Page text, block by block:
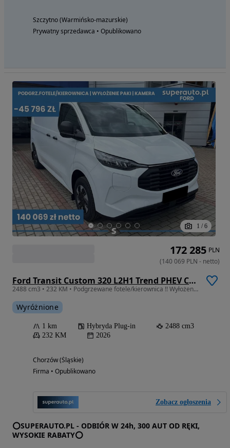
Szczytno (Warmińsko-mazurskie)
Prywatny sprzedawca • Opublikowano
1 / 6
Ford Transit Custom 320 L2H1 Trend PHEV CVT 2.5 232KM
2488 cm3 • 232 KM • Podgrzewane fotele/kierownica !! Wyłożenie paki !! Kamera !!
Wyróżnione
1 km Hybryda Plug-in
2488 cm3
232 KM
2026
Chorzów (Śląskie)
Firma • Opublikowano
Zobacz ogłoszenia
⭕SUPERAUTO.PL - ODBIÓR W 24h, 300 AUT OD RĘKI,
WYSOKIE RABATY⭕
172 285 PLN
(140 069 PLN - netto)